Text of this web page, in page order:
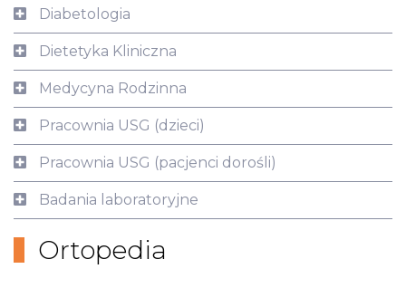
Diabetologia
Dietetyka Kliniczna
Medycyna Rodzinna
Pracownia USG (dzieci)
Pracownia USG (pacjenci dorośli)
Badania laboratoryjne
Ortopedia